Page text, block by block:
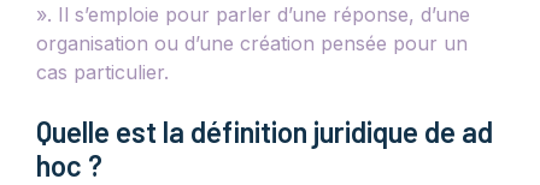
». Il s’emploie pour parler d’une réponse, d’une
organisation ou d’une création pensée pour un
cas particulier.
Quelle est la définition juridique de ad
hoc ?